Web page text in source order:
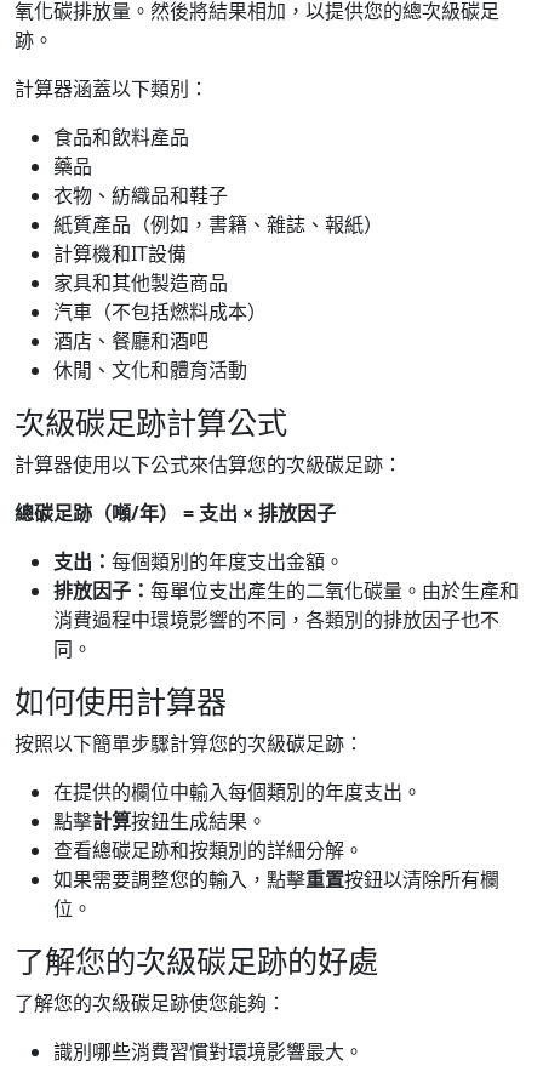
氧化碳排放量。然後將結果相加，以提供您的總次級碳足
跡。
計算器涵蓋以下類別：
食品和飲料產品
藥品
衣物、紡織品和鞋子
紙質產品（例如，書籍、雜誌、報紙）
計算機和IT設備
家具和其他製造商品
汽車（不包括燃料成本）
酒店、餐廳和酒吧
休閒、文化和體育活動
次級碳足跡計算公式
計算器使用以下公式來估算您的次級碳足跡：
總碳足跡（噸/年） = 支出 × 排放因子
支出： 每個類別的年度支出金額。
排放因子： 每單位支出產生的二氧化碳量。由於生產和
消費過程中環境影響的不同，各類別的排放因子也不
同。
如何使用計算器
按照以下簡單步驟計算您的次級碳足跡：
在提供的欄位中輸入每個類別的年度支出。
點擊計算按鈕生成結果。
查看總碳足跡和按類別的詳細分解。
如果需要調整您的輸入，點擊重置按鈕以清除所有欄
位。
了解您的次級碳足跡的好處
了解您的次級碳足跡使您能夠：
識別哪些消費習慣對環境影響最大。